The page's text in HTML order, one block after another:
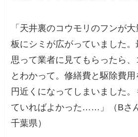
「天井裏のコウモリのフンが
板にシミが広がっていました。
思って業者に見てもらったら
とわかって。修繕費と駆除費
円近くになってしまいました
ていればよかった……」（Bさ
千葉県）